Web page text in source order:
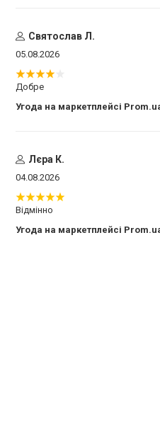
Святослав Л.
05.08.2026
Добре
Угода на маркетплейсі
Лєра К.
04.08.2026
Відмінно
Угода на маркетплейсі